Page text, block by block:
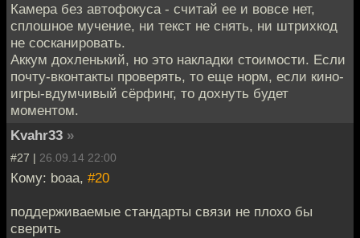
Камера без автофокуса - считай ее и вовсе нет,
сплошное мучение, ни текст не снять, ни штрихкод
не сосканировать.
Аккум дохленький, но это накладки стоимости. Если
почту-вконтакты проверять, то еще норм, если кино-
игры-вдумчивый сёрфинг, то дохнуть будет
моментом.
Kvahr33 »
#27 | 26.09.14 22:00
Кому: boaa, #20
поддерживаемые стандарты связи не плохо бы
сверить